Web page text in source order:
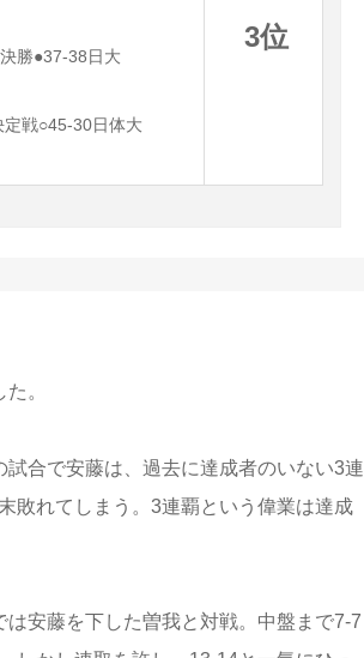
勝●37-38日大
定戦○45-30日体大
3位
。
合で安藤は、過去に達成者のいない3連
敗れてしまう。3連覇という偉業は達成
安藤を下した曽我と対戦。中盤まで7-7